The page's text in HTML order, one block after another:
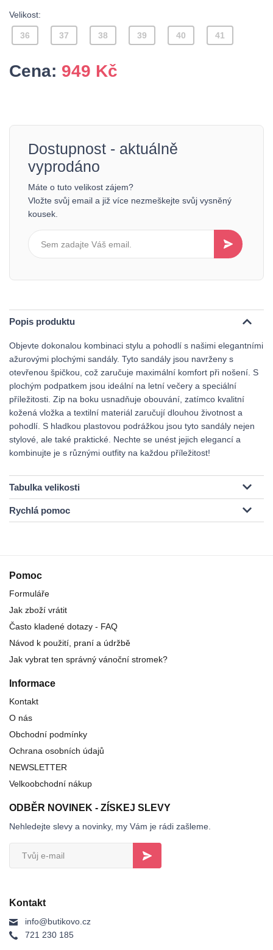
Velikost:
36 37 38 39 40 41
Cena: 949 Kč
Dostupnost - aktuálně
vyprodáno
Máte o tuto velikost zájem?
Vložte svůj email a již více nezmeškejte svůj vysněný
kousek.
Popis produktu
Objevte dokonalou kombinaci stylu a pohodlí s našimi elegantními
ažurovými plochými sandály. Tyto sandály jsou navrženy s
otevřenou špičkou, což zaručuje maximální komfort při nošení. S
plochým podpatkem jsou ideální na letní večery a speciální
příležitosti. Zip na boku usnadňuje obouvání, zatímco kvalitní
kožená vložka a textilní materiál zaručují dlouhou životnost a
pohodlí. S hladkou plastovou podrážkou jsou tyto sandály nejen
stylové, ale také praktické. Nechte se unést jejich elegancí a
kombinujte je s různými outfity na každou příležitost!
Tabulka velikosti
Rychlá pomoc
Pomoc
Formuláře
Jak zboží vrátit
Často kladené dotazy - FAQ
Návod k použití, praní a údržbě
Jak vybrat ten správný vánoční stromek?
Informace
Kontakt
O nás
Obchodní podmínky
Ochrana osobních údajů
NEWSLETTER
Velkoobchodní nákup
ODBĚR NOVINEK - ZÍSKEJ SLEVY
Nehledejte slevy a novinky, my Vám je rádi zašleme.
Kontakt
info@butikovo.cz
721 230 185